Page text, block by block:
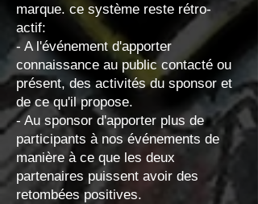
marque. ce système reste rétro-
actif:
- A l'événement d'apporter
connaissance au public contacté ou
présent, des activités du sponsor et
de ce qu'il propose.
- Au sponsor d'apporter plus de
participants à nos événements de
manière à ce que les deux
partenaires puissent avoir des
retombées positives.